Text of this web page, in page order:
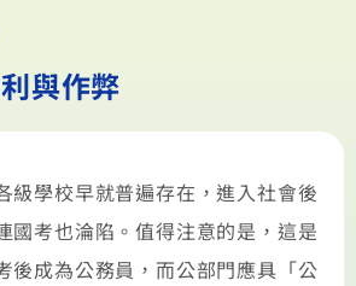
與作弊
學校早就普遍存在，進入社會後
國考也淪陷。值得注意的是，這是
後成為公務員，而公部門應具「公